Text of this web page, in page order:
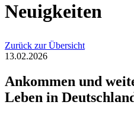
Neuigkeiten
Zurück zur Übersicht
13.02.2026
Ankommen und
Leben in